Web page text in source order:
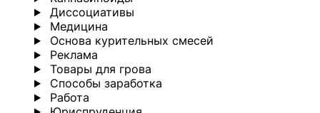
Диссоциативы
Медицина
Основа курительных смесей
Реклама
Товары для грова
Способы заработка
Работа